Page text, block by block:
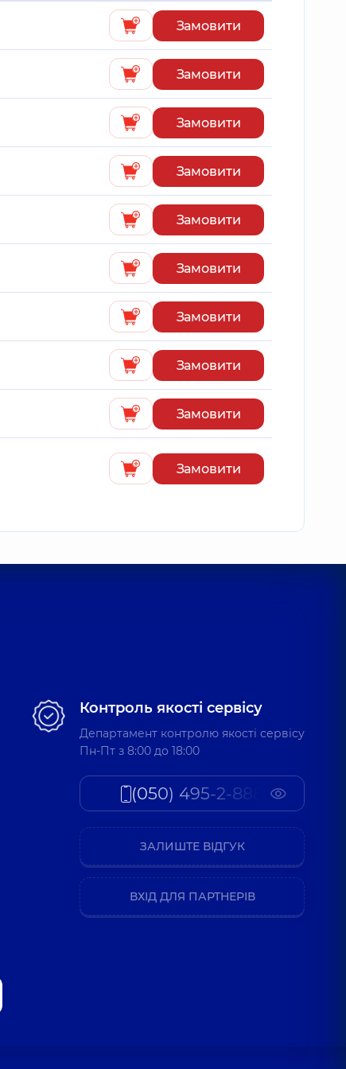
Замовити
Замовити
Замовити
Замовити
Замовити
Замовити
Замовити
Замовити
Замовити
Замовити
Контроль якості сервісу
Департамент контролю якості сервісу
Пн-Пт з 8:00 до 18:00
(050) 495-2-888
ЗАЛИШТЕ ВІДГУК
ВХІД ДЛЯ ПАРТНЕРІВ